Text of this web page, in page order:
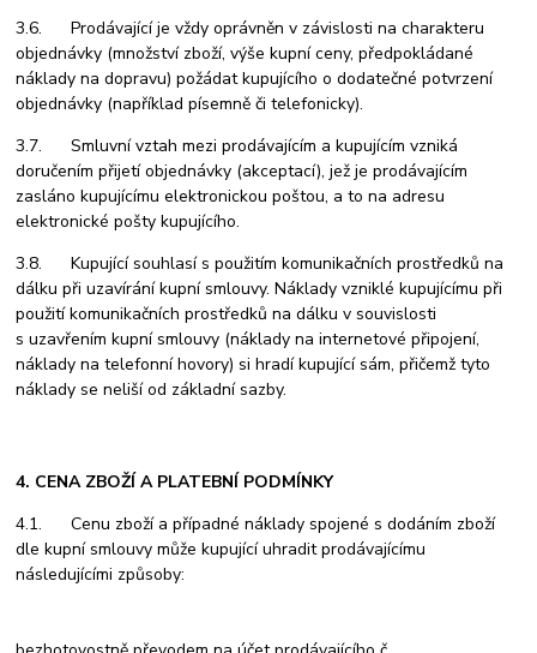
3.6. Prodávající je vždy oprávněn v závislosti na charakteru
objednávky (množství zboží, výše kupní ceny, předpokládané
náklady na dopravu) požádat kupujícího o dodatečné potvrzení
objednávky (například písemně či telefonicky).
3.7. Smluvní vztah mezi prodávajícím a kupujícím vzniká
doručením přijetí objednávky (akceptací), jež je prodávajícím
zasláno kupujícímu elektronickou poštou, a to na adresu
elektronické pošty kupujícího.
3.8. Kupující souhlasí s použitím komunikačních prostředků na
dálku při uzavírání kupní smlouvy. Náklady vzniklé kupujícímu při
použití komunikačních prostředků na dálku v souvislosti
s uzavřením kupní smlouvy (náklady na internetové připojení,
náklady na telefonní hovory) si hradí kupující sám, přičemž tyto
náklady se neliší od základní sazby.
4. CENA ZBOŽÍ A PLATEBNÍ PODMÍNKY
4.1. Cenu zboží a případné náklady spojené s dodáním zboží
dle kupní smlouvy může kupující uhradit prodávajícímu
následujícími způsoby: